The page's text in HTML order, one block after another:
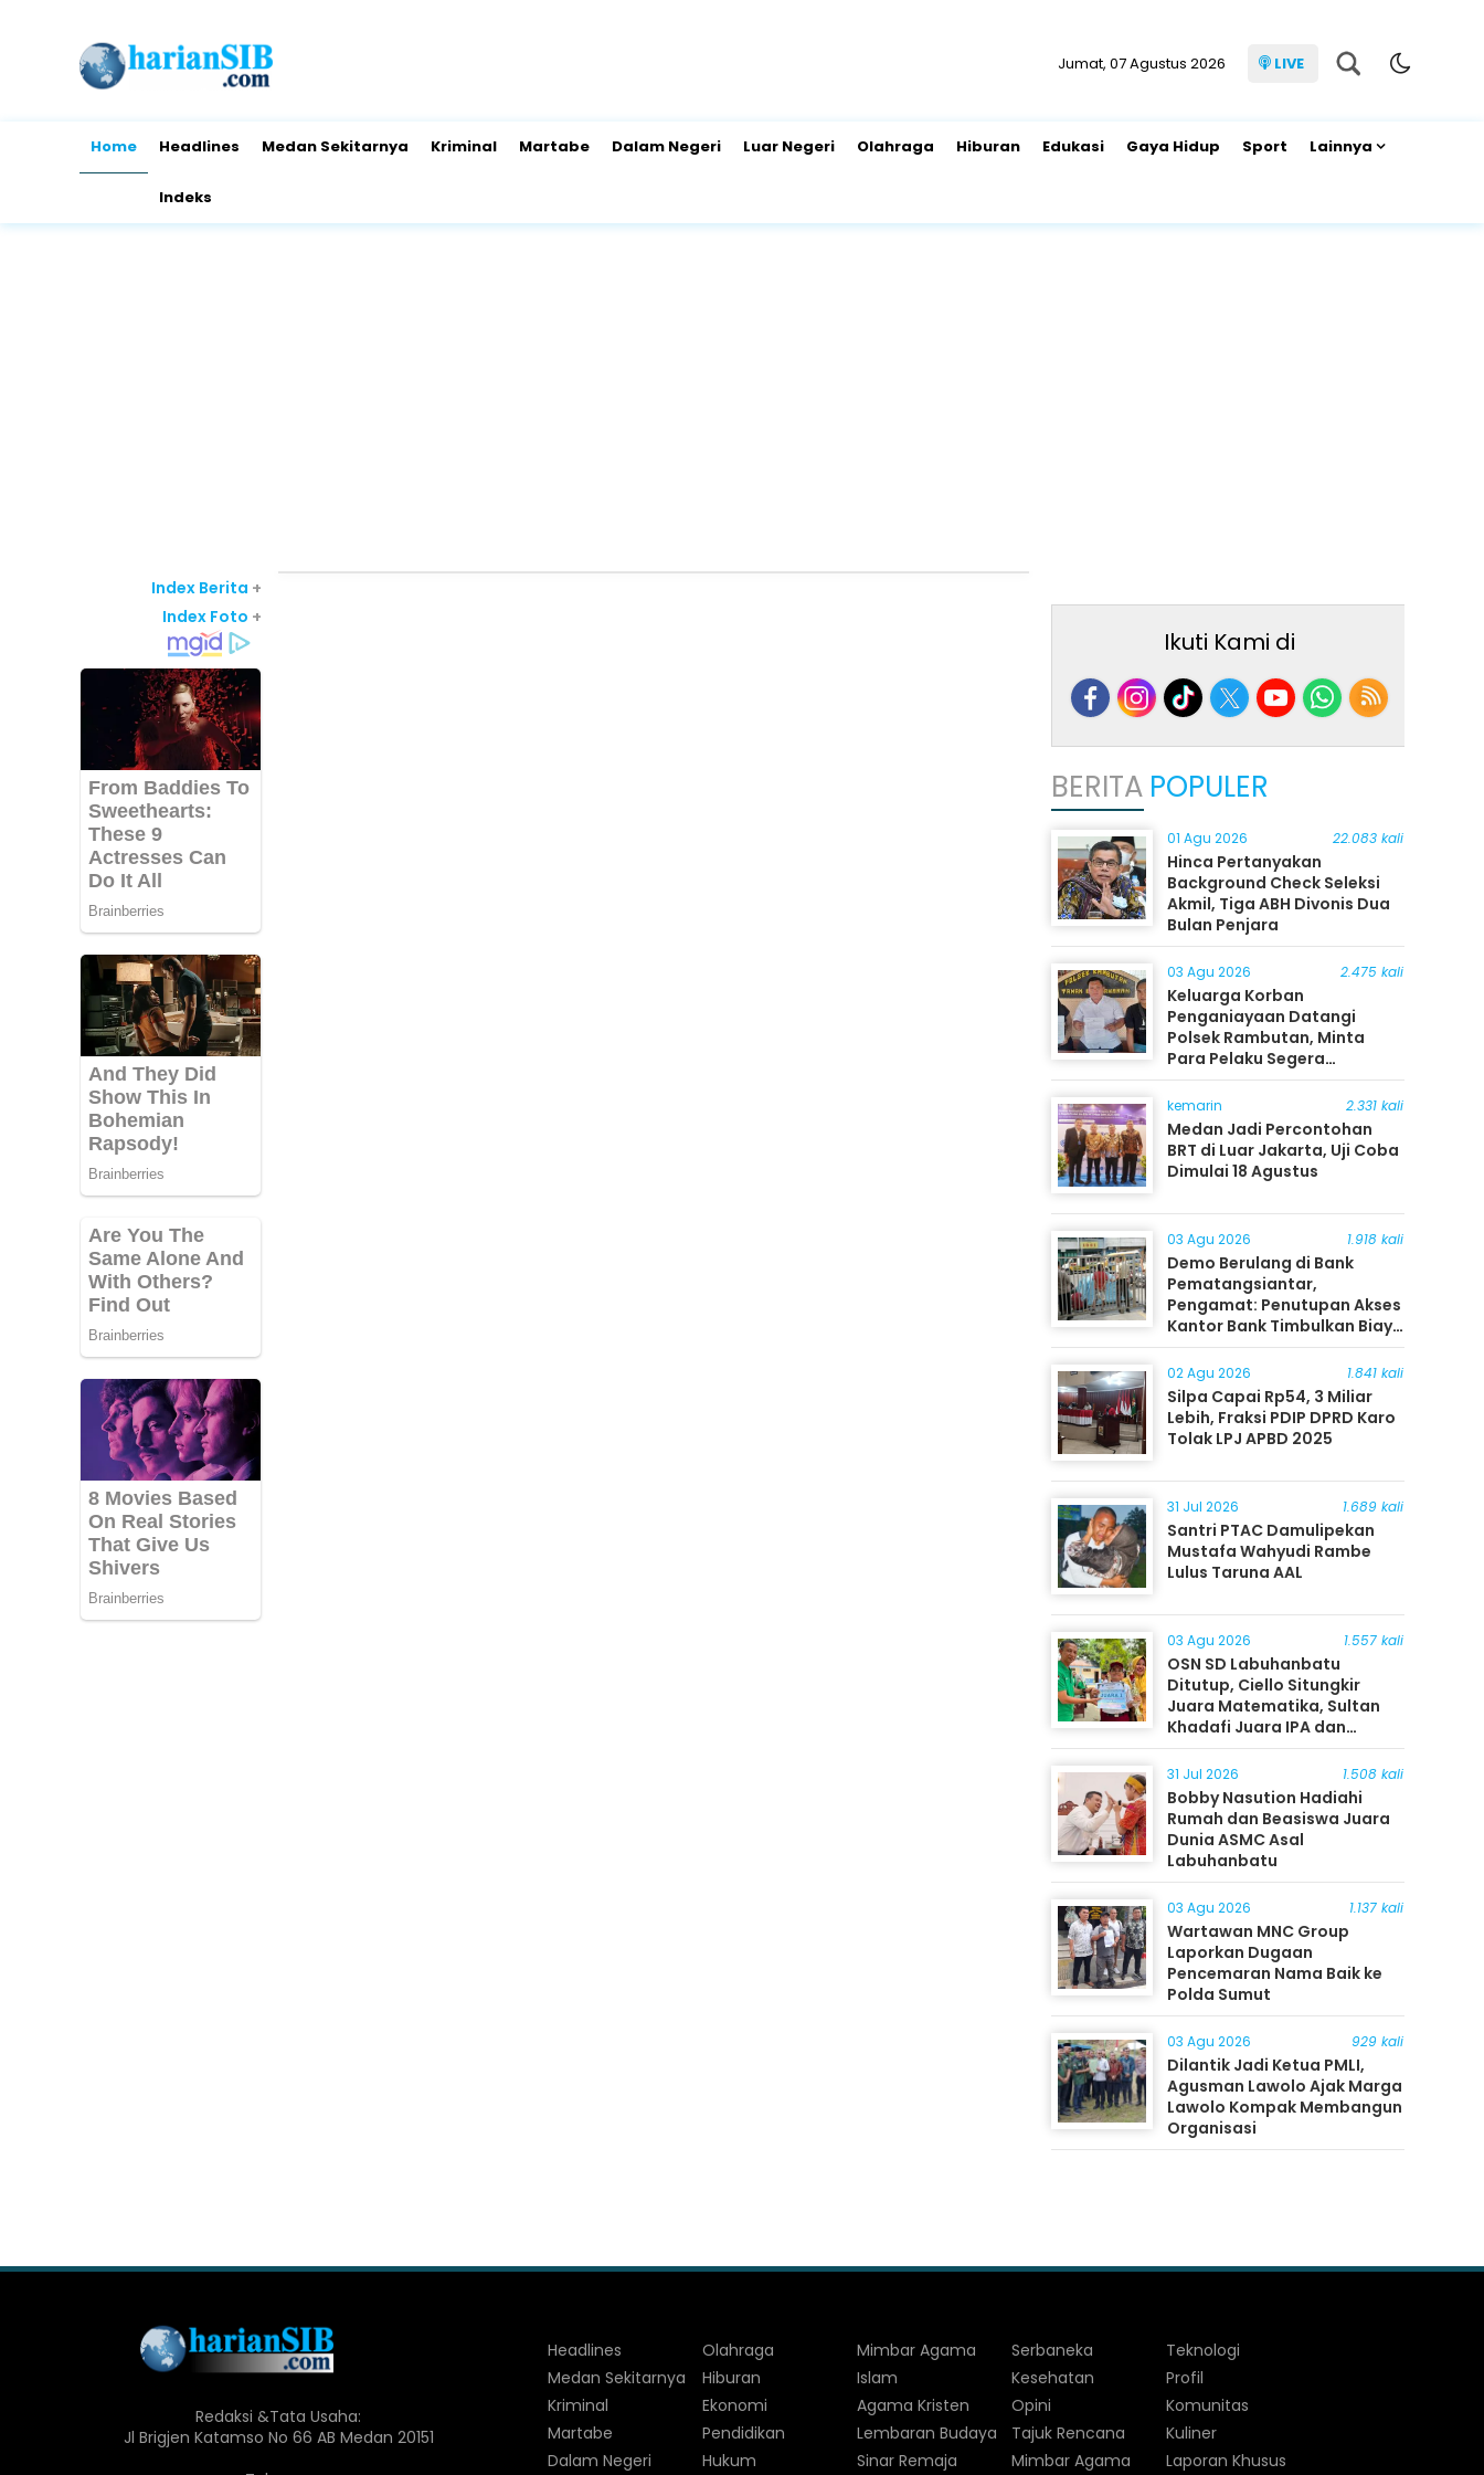
Jumat, 07 Agustus 2026 LIVE
Home Headlines Medan Sekitarnya Kriminal Martabe Dalam Negeri Luar Negeri Olahraga Hiburan Edukasi Gaya Hidup Sport Lainnya
Indeks
Index Berita +
Index Foto +
Ikuti Kami di
BERITA POPULER
01 Agu 2026 22.083 kali
Hinca Pertanyakan
Background Check Seleksi
Akmil, Tiga ABH Divonis Dua
Bulan Penjara
03 Agu 2026 2.475 kali
Keluarga Korban
Penganiayaan Datangi
Polsek Rambutan, Minta
Para Pelaku Segera
Ditangkap
kemarin 2.331 kali
Medan Jadi Percontohan
BRT di Luar Jakarta, Uji Coba
Dimulai 18 Agustus
03 Agu 2026 1.918 kali
Demo Berulang di Bank
Pematangsiantar,
Pengamat: Penutupan Akses
Kantor Bank Timbulkan Biaya
Ekonomi bagi Masyarakat
02 Agu 2026 1.841 kali
Silpa Capai Rp54, 3 Miliar
Lebih, Fraksi PDIP DPRD Karo
Tolak LPJ APBD 2025
31 Jul 2026 1.689 kali
Santri PTAC Damulipekan
Mustafa Wahyudi Rambe
Lulus Taruna AAL
03 Agu 2026 1.557 kali
OSN SD Labuhanbatu
Ditutup, Ciello Situngkir
Juara Matematika, Sultan
Khadafi Juara IPA dan
Timothy Rangkuti Juara IPS
31 Jul 2026 1.508 kali
Bobby Nasution Hadiahi
Rumah dan Beasiswa Juara
Dunia ASMC Asal
Labuhanbatu
03 Agu 2026 1.137 kali
Wartawan MNC Group
Laporkan Dugaan
Pencemaran Nama Baik ke
Polda Sumut
03 Agu 2026 929 kali
Dilantik Jadi Ketua PMLI,
Agusman Lawolo Ajak Marga
Lawolo Kompak Membangun
Organisasi
Redaksi &Tata Usaha:
Jl Brigjen Katamso No 66 AB Medan 20151
Headlines
Medan Sekitarnya
Kriminal
Martabe
Dalam Negeri
Olahraga
Hiburan
Ekonomi
Pendidikan
Hukum
Mimbar Agama
Islam
Agama Kristen
Lembaran Budaya
Sinar Remaja
Serbaneka
Kesehatan
Opini
Tajuk Rencana
Mimbar Agama
Teknologi
Profil
Komunitas
Kuliner
Laporan Khusus